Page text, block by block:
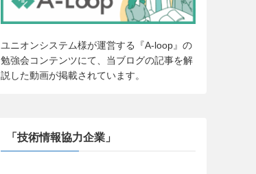
ユニオンシステム様が運営する『A-loop』の
勉強会コンテンツにて、当ブログの記事を解
説した動画が掲載されています。
「技術情報協力企業」